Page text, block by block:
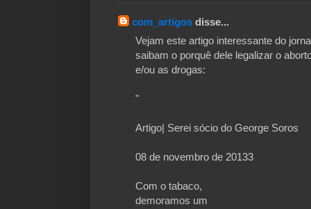
com_artigos disse...
Vejam este artigo interessante do
saibam o porquê dele legalizar o
e/ou as drogas:
"
Artigo| Serei sócio do George Soros
08 de novembro de 20133
Com o tabaco,
demoramos um